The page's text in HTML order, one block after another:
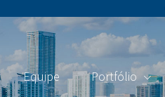
Equipe Portfólio